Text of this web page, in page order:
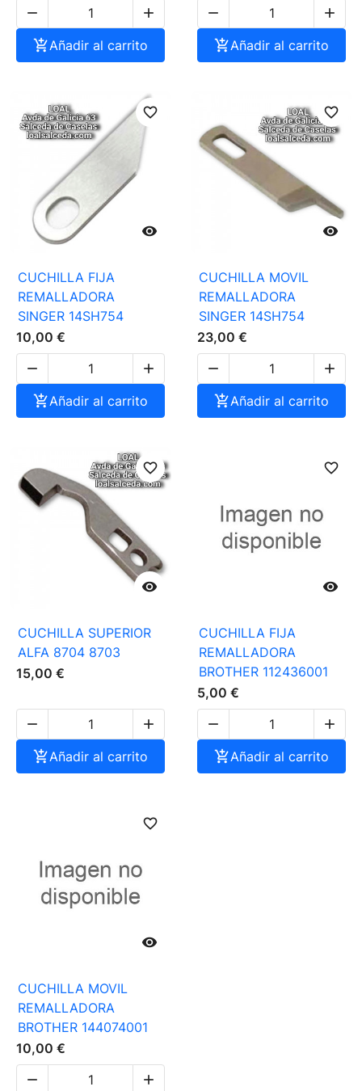


Añadir al carrito


Añadir al carrito

favorite_border
CUCHILLA FIJA
REMALLADORA
SINGER 14SH754
10,00 €


Añadir al carrito

favorite_border
CUCHILLA MOVIL
REMALLADORA
SINGER 14SH754
23,00 €


Añadir al carrito

favorite_border
CUCHILLA SUPERIOR
ALFA 8704 8703
15,00 €


Añadir al carrito

favorite_border
CUCHILLA FIJA
REMALLADORA
BROTHER 112436001
5,00 €


Añadir al carrito

favorite_border
CUCHILLA MOVIL
REMALLADORA
BROTHER 144074001
10,00 €

